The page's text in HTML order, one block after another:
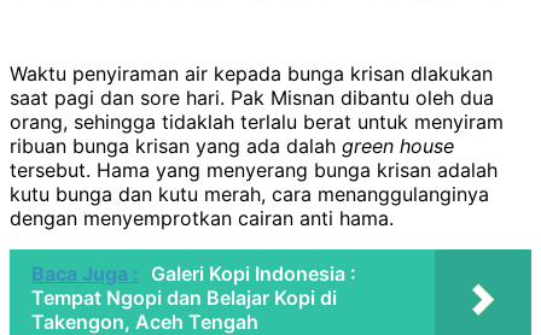
Waktu penyiraman air kepada bunga krisan dlakukan
saat pagi dan sore hari. Pak Misnan dibantu oleh dua
orang, sehingga tidaklah terlalu berat untuk menyiram
ribuan bunga krisan yang ada dalah green house
tersebut. Hama yang menyerang bunga krisan adalah
kutu bunga dan kutu merah, cara menanggulanginya
dengan menyemprotkan cairan anti hama.
Baca Juga : Galeri Kopi Indonesia :
Tempat Ngopi dan Belajar Kopi di
Takengon, Aceh Tengah